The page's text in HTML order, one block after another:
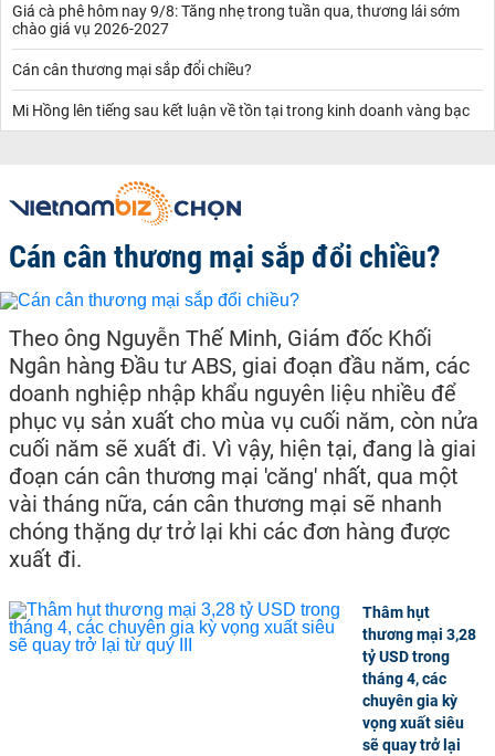
Giá cà phê hôm nay 9/8: Tăng nhẹ trong tuần qua, thương lái sớm
chào giá vụ 2026-2027
Cán cân thương mại sắp đổi chiều?
Mi Hồng lên tiếng sau kết luận về tồn tại trong kinh doanh vàng bạc
Cán cân thương mại sắp đổi chiều?
Theo ông Nguyễn Thế Minh, Giám đốc Khối
Ngân hàng Đầu tư ABS, giai đoạn đầu năm, các
doanh nghiệp nhập khẩu nguyên liệu nhiều để
phục vụ sản xuất cho mùa vụ cuối năm, còn nửa
cuối năm sẽ xuất đi. Vì vậy, hiện tại, đang là giai
đoạn cán cân thương mại 'căng' nhất, qua một
vài tháng nữa, cán cân thương mại sẽ nhanh
chóng thặng dự trở lại khi các đơn hàng được
xuất đi.
Thâm hụt
thương mại 3,28
tỷ USD trong
tháng 4, các
chuyên gia kỳ
vọng xuất siêu
sẽ quay trở lại